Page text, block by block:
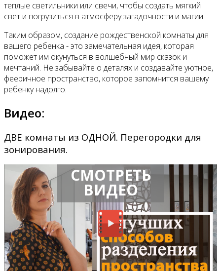
теплые светильники или свечи, чтобы создать мягкий
свет и погрузиться в атмосферу загадочности и магии.
Таким образом, создание рождественской комнаты для
вашего ребенка - это замечательная идея, которая
поможет им окунуться в волшебный мир сказок и
мечтаний. Не забывайте о деталях и создавайте уютное,
фееричное пространство, которое запомнится вашему
ребенку надолго.
Видео:
ДВЕ комнаты из ОДНОЙ. Перегородки для
зонирования.
СМОТРЕТЬ
ВИДЕО